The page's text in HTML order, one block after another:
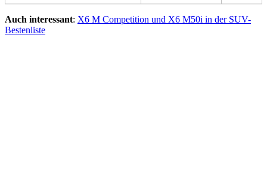
Auch interessant: X6 M Competition und X6 M50i in der SUV-
Bestenliste